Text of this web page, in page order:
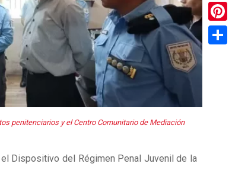
penitenciarios y el Centro Comunitario de Mediación
el Dispositivo del Régimen Penal Juvenil de la